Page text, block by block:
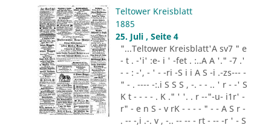
Teltower Kreisblatt
1885
25. Juli , Seite 4
"...Teltower Kreisblatt'A sv7 " e
- t . -'i' :e- i ' -fet . :..A A '." -7 .'
- - : -', - ' - -ri -S i i A S -i .-zs--- -
" - . ---- -:.i S S S , -. - - .. ' r - -' S
K t - - - - . K ." ' '. . r --"-u- i1r' -
r" - e n S - v rK - - - - " - - A S r -
. -- -,i .-. v , -.. -- -- - rt - -- -r ' - S